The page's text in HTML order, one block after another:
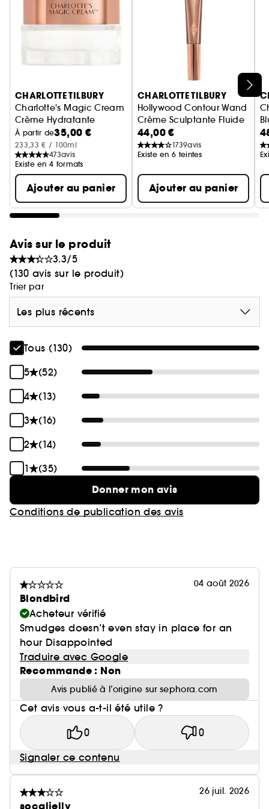
conçue pour créer une ligne biseautée parfaite.
-La pointe du crayon Shodō a été spécialement
conçue pour créer une ligne biseautée parfaite.
-Reste en place, mais s'enlève facilement avec le
démaquillant pour les yeux Take It All Off (vendu
CHARLOTTE TILBURY
Charlotte's Magic Cream
Crème Hydratante
À partir de35,00 €
233,33 € / 100ml
473avis
Existe en 4 formats
Ajouter au panier
CHARLOTTE TILBURY
Hollywood Contour Wand
Crème Sculptante Fluide
44,00 €
1739avis
Existe en 6 teintes
Ajouter au panier
Avis sur le produit
3.3/5
(130 avis sur le produit)
Trier par
Les plus récents
Tous (130)
5
(52)
4
(13)
3
(16)
2
(14)
1
(35)
Donner mon avis
Conditions de publication des avis
04 août 2026
Blondbird
Acheteur vérifié
Smudges doesn’t even stay in place for an
hour Disappointed
Traduire avec Google
Recommande : Non
Avis publié à l’origine sur sephora.com
Cet avis vous a-t-il été utile ?
0 0
Signaler ce contenu
26 juil. 2026